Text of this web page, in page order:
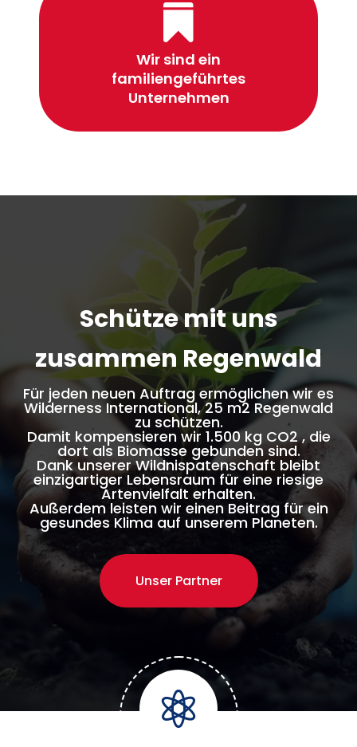

Wir sind ein
familiengeführtes
Unternehmen
Schütze mit uns
zusammen Regenwald
Für jeden neuen Auftrag ermöglichen wir es
Wilderness International, 25 m2 Regenwald
zu schützen.
Damit kompensieren wir 1.500 kg CO2 , die
dort als Biomasse gebunden sind.
Dank unserer Wildnispatenschaft bleibt
einzigartiger Lebensraum für eine riesige
Artenvielfalt erhalten.
Außerdem leisten wir einen Beitrag für ein
gesundes Klima auf unserem Planeten.
Unser Partner
